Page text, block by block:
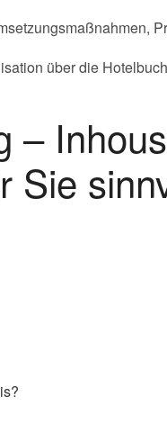
über die
–
Sie